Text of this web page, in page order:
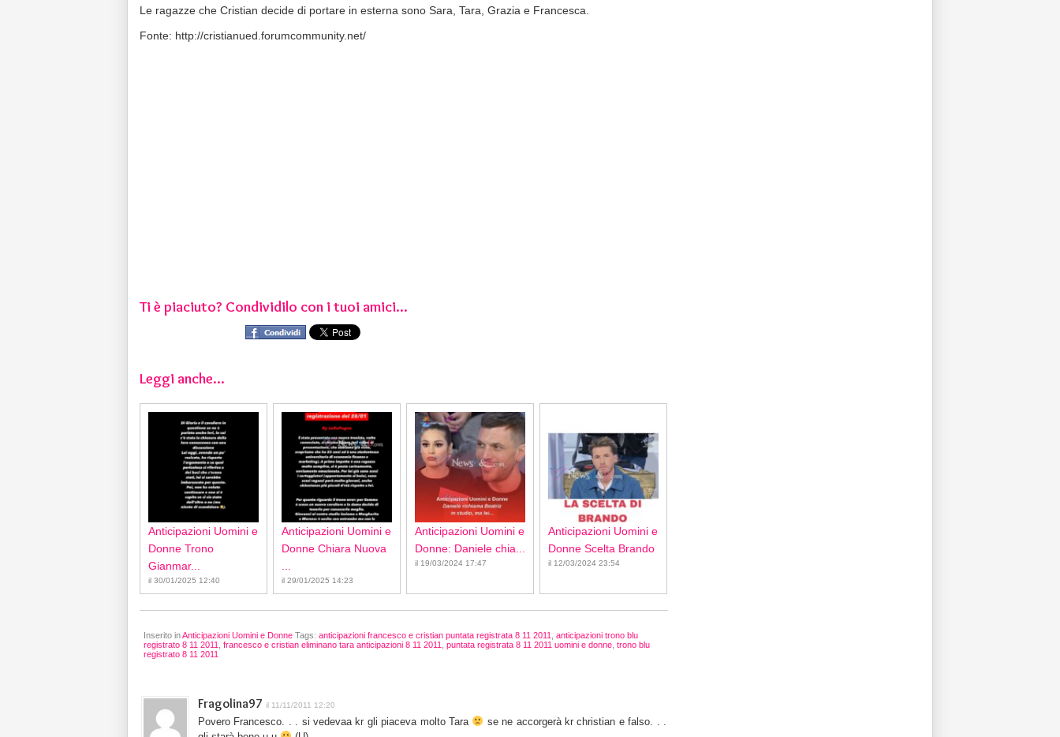
Le ragazze che Cristian decide di portare in esterna sono Sara, Tara, Grazia e Francesca.
Fonte: http://cristianued.forumcommunity.net/
Ti è piaciuto? Condividilo con i tuoi amici...
Leggi anche...
Anticipazioni Uomini e
Donne Trono
Gianmar...
il 30/01/2025 12:40
Anticipazioni Uomini e
Donne Chiara Nuova
il 29/01/2025 14:23
Anticipazioni Uomini e
Donne: Daniele chia...
il 19/03/2024 17:47
Anticipazioni Uomini e
Donne Scelta Brando
il 12/03/2024 23:54
Inserito inAnticipazioni Uomini e Donne Tags: anticipazioni francesco e cristian puntata registrata 8 11 2011
anticipazioni trono blu
registrato 8 11 2011
francesco e cristian eliminano tara anticipazioni 8 11 2011 puntata registrata 8 11 2011 uomini e donne trono blu
registrato 8 11 2011
Fragolina97 il 11/11/2011 12:20
Povero Francesco. . . si vedevaa kr gli piaceva molto Tara
se ne accorgerà kr christian e falso. . .